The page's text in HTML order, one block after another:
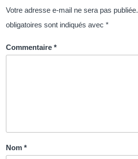
ouverte
à
Votre adresse e-mail ne sera pas publiée.
obligatoires sont indiqués avec *
Commentaire *
Nom *